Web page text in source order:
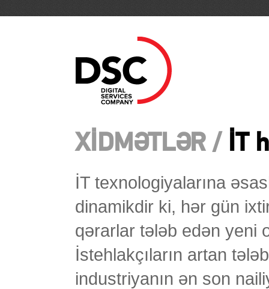
XİDMƏTLƏR / İT
İT texnologiyalarına
dinamikdir ki, hər gün
qərarlar tələb edən yeni
İstehlakçıların artan
industriyanın ən son